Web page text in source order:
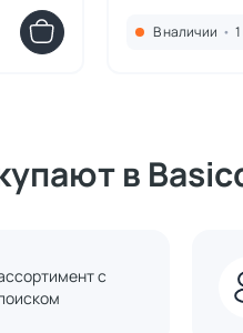
В наличии •
в
с